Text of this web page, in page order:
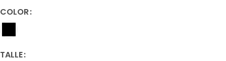
COLOR
TALLE